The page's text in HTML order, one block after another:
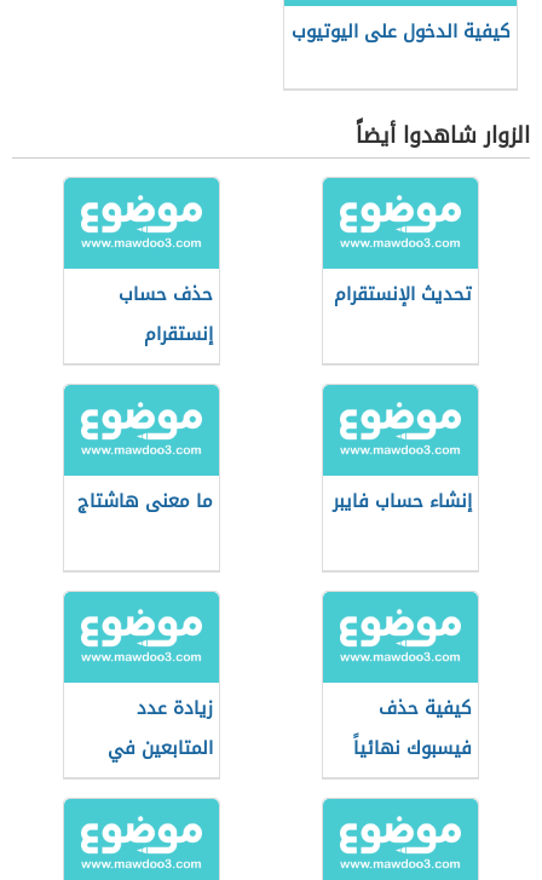
كيفية الدخول على اليوتيوب
الزوار شاهدوا أيضاً
تحديث الإنستقرام
حذف حساب
إنستقرام
إنشاء حساب فايبر ما معنى هاشتاج
كيفية حذف
فيسبوك نهائياً
زيادة عدد
المتابعين في
الفيس بوك